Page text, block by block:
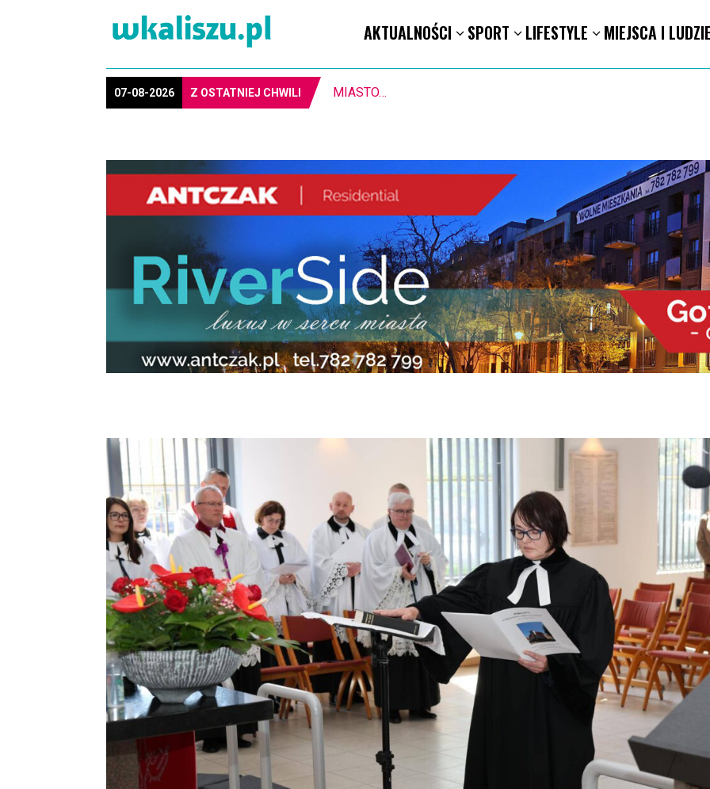
AKTUALNOŚCI SPORT LIFESTYLE MIEJSCA I
07-08-2026 Z OSTATNIEJ CHWILI MIASTO. Znika kebabowy ,,pałacyk”